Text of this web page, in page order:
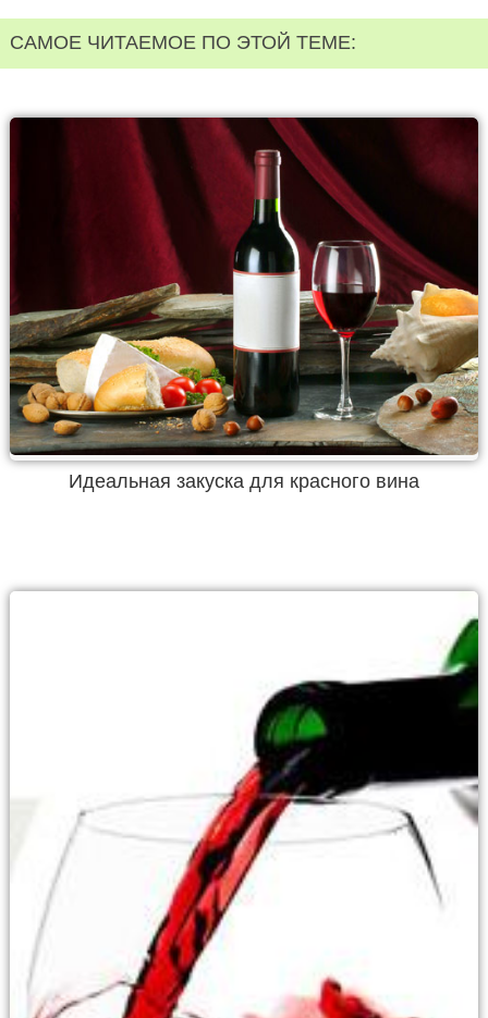
САМОЕ ЧИТАЕМОЕ ПО ЭТОЙ ТЕМЕ:
Идеальная закуска для красного вина